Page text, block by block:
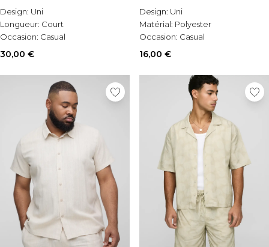
Design: Uni
Longueur: Court
Occasion: Casual
30,00 €
Design: Uni
Matérial: Polyester
Occasion: Casual
16,00 €